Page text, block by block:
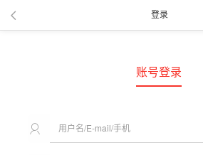
登录
账号登录